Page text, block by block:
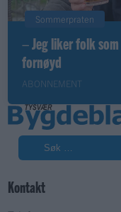
Sommerpraten
– Jeg liker folk
fornøyd
ABONNEMENT
Kontakt